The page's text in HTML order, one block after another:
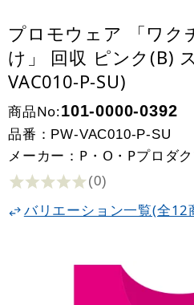
プロモウェア 「ワク
け」 回収 ピンク(B)
VAC010-P-SU)
商品No:101-0000-0392
品番： PW-VAC010-P-SU
メーカー：P・O・Pプロダ
(0)
バリエーション一覧(全12